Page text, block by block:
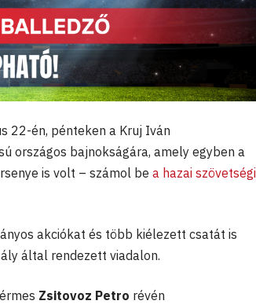
22-én, pénteken a Kruj Iván
országos bajnokságára, amely egyben a
is volt – számol be a hazai szövetségi
akciókat és több kiélezett csatát is
által rendezett viadalon.
Zsitovoz Petro révén